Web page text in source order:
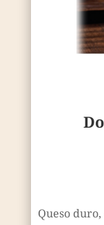
Queso